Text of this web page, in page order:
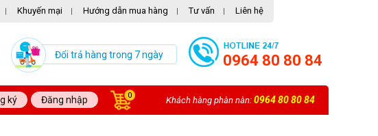
| Khuyến mại | Hướng dẫn mua hàng | Tư vấn | Liên hệ
Đổi trả hàng trong 7 ngày 0964 80 80 84
ký Đăng nhập 0 Khách hàng phàn nàn: 0964 80 80 84